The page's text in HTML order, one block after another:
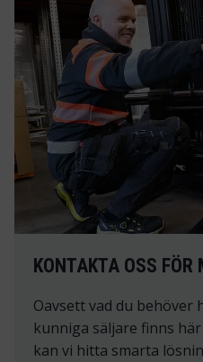
KONTAKTA OSS FÖR
Oavsett vad du behöver
kunniga säljare finns
kan vi hitta smarta